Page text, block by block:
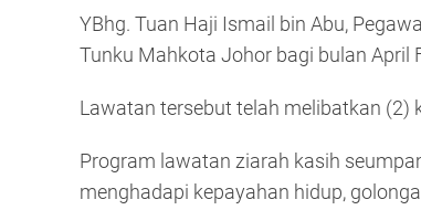
YBhg. Tuan Haji Ismail bin Abu,
Tunku Mahkota Johor bagi bulan April
Lawatan tersebut telah melibatkan (2)
Program lawatan ziarah kasih
menghadapi kepayahan hidup,